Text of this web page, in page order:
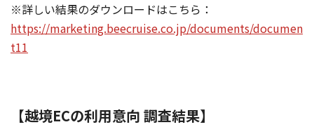
※詳しい結果のダウンロードはこちら：
https://marketing.beecruise.co.jp/documents/documen
t11
【越境ECの利用意向 調査結果】